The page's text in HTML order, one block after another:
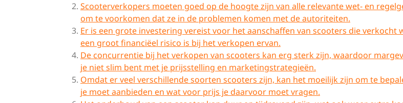
Scooterverkopers moeten goed op de hoogte zijn van alle relevante wet- en
om te voorkomen dat ze in de problemen komen met de autoriteiten.
Er is een grote investering vereist voor het aanschaffen van scooters die verkocht
een groot financiëel risico is bij het verkopen ervan.
De concurrentie bij het verkopen van scooters kan erg sterk zijn, waardoor
je niet slim bent met je prijsstelling en marketingstrategieën.
Omdat er veel verschillende soorten scooters zijn, kan het moeilijk zijn om te
je moet aanbieden en wat voor prijs je daarvoor moet vragen.